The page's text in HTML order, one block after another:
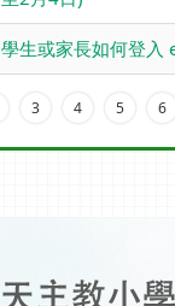
學生或家長如何登入
3 4 5 6